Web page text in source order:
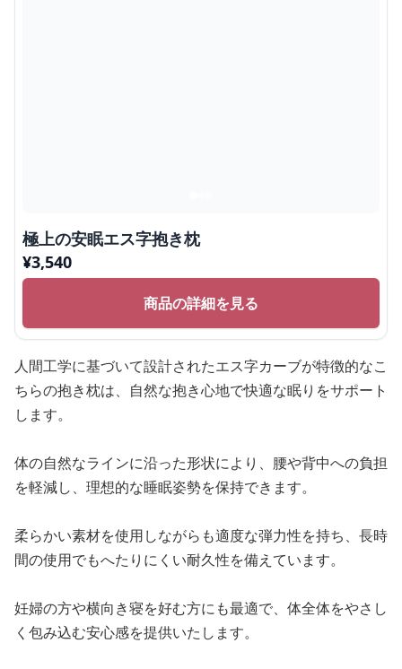
極上の安眠エス字抱き枕
¥3,540
商品の詳細を見る
人間工学に基づいて設計されたエス字カーブが特徴的なこ
ちらの抱き枕は、自然な抱き心地で快適な眠りをサポート
します。
体の自然なラインに沿った形状により、腰や背中への負担
を軽減し、理想的な睡眠姿勢を保持できます。
柔らかい素材を使用しながらも適度な弾力性を持ち、長時
間の使用でもへたりにくい耐久性を備えています。
妊婦の方や横向き寝を好む方にも最適で、体全体をやさし
く包み込む安心感を提供いたします。